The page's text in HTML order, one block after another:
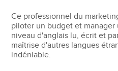
Ce professionnel du
piloter un budget et
niveau d'anglais lu, écrit et
maîtrise d'autres langues
indéniable.